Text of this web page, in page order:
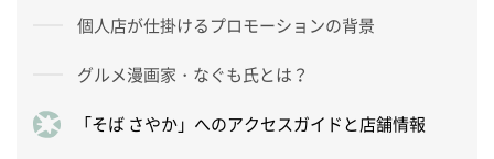
個人店が仕掛けるプロモーションの背景
グルメ漫画家・なぐも氏とは？
「そば さやか」へのアクセスガイドと店舗情報